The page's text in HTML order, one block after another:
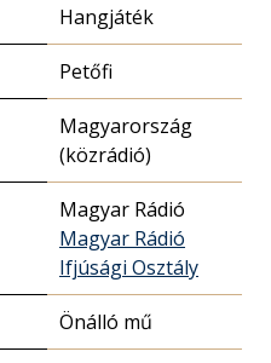
Hangjáték
Petőfi
Magyarország
(közrádió)
Magyar Rádió
Magyar Rádió
Ifjúsági Osztály
Önálló mű